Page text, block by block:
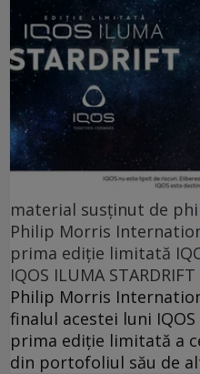
material susținut de
Philip Morris
prima ediție limitată
IQOS ILUMA STARDRIFT
Philip Morris
finalul acestei luni IQOS
prima ediție limitată a
din portofoliul său de